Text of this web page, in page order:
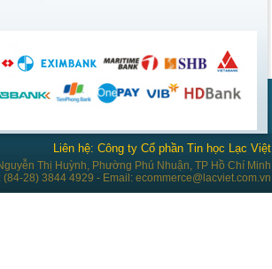
Liên hệ: Công ty Cổ phần Tin học Lạc Việt
Thị Huỳnh, Phường Phú Nhuận, TP Hồ Chí Minh
28) 3844 4929 - Email: ecommerce@lacviet.com.vn